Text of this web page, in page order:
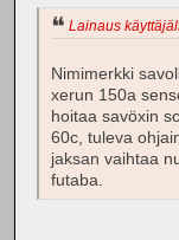
Lainaus
Nimimerkki
xerun 150a
hoitaa savöxin
60c, tuleva
jaksan vaihtaa
futaba.